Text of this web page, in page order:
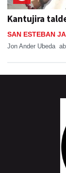
Kantujira
SAN ESTEBAN
Jon Ander Ubeda